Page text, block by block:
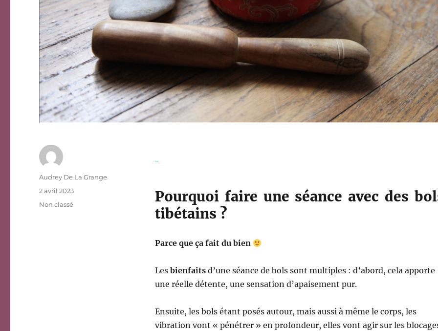
Pourquoi faire une séance avec des
tibétains ?
Parce que ça fait du bien
Les bienfaitsd’une séance de bols sont multiples : d’abord, cela apporte
une réelle détente, une sensation d’apaisement pur.
Ensuite, les bols étant posés autour, mais aussi à même le corps, les
vibration vont « pénétrer » en profondeur, elles vont agir sur les
Auteur
Audrey De La Grange
Publié
le
2 avril 2023
Catégories
Non classé